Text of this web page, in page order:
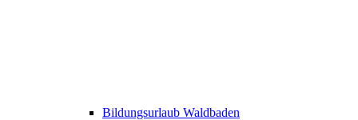
Bildungsurlaub Waldbaden